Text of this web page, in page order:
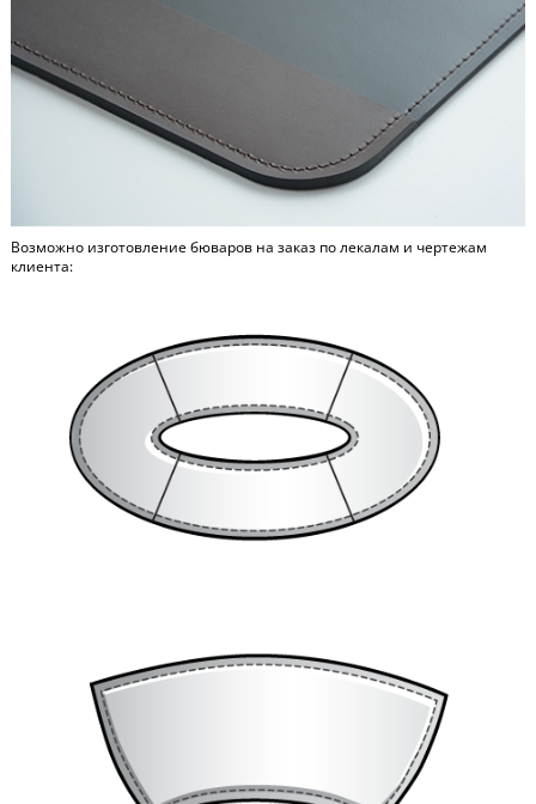
Возможно изготовление бюваров на заказ по лекалам и чертежам
клиента: